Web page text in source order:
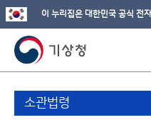
이 누리집은 대한민국 공식 전
소관법령